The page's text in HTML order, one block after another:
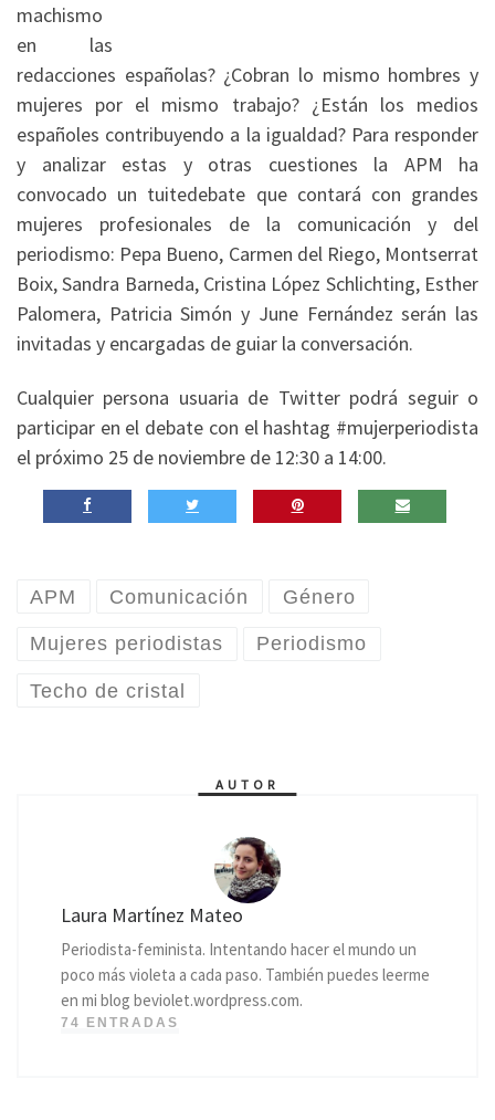
machismo
en las
redacciones españolas? ¿Cobran lo mismo hombres y
mujeres por el mismo trabajo? ¿Están los medios
españoles contribuyendo a la igualdad? Para responder
y analizar estas y otras cuestiones la APM ha
convocado un tuitedebate que contará con grandes
mujeres profesionales de la comunicación y del
periodismo: Pepa Bueno, Carmen del Riego, Montserrat
Boix, Sandra Barneda, Cristina López Schlichting, Esther
Palomera, Patricia Simón y June Fernández serán las
invitadas y encargadas de guiar la conversación.
Cualquier persona usuaria de Twitter podrá seguir o
participar en el debate con el hashtag #mujerperiodista
el próximo 25 de noviembre de 12:30 a 14:00.
APM Comunicación Género
Mujeres periodistas Periodismo
Techo de cristal
AUTOR
Laura Martínez Mateo
Periodista-feminista. Intentando hacer el mundo un
poco más violeta a cada paso. También puedes leerme
en mi blog beviolet.wordpress.com.
74 ENTRADAS